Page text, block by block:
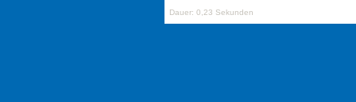
Dauer: 0,23 Sekunden